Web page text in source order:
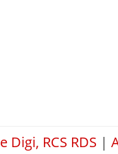
Digi, RCS RDS |